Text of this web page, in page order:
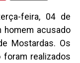
feira, 04 de
homem acusado
Mostardas. Os
foram realizados